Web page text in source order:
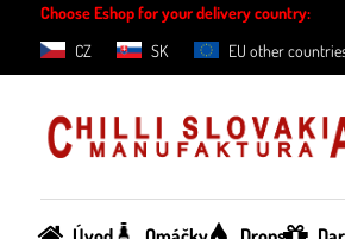
Choose Eshop for your delivery country:
CZ
SK EU other